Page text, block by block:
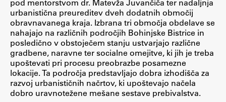
Urniki
Študijski programi
Predmeti
Izbirni moduli EMŠA
Vpis
Zaključek študija
pod mentorstvom dr. Matevža Juvančiča ter nadaljnja
urbanistična preureditev dveh dodatnih območij
obravnavanega kraja. Izbrana tri območja obdelave se
nahajajo na različnih področjih Bohinjske Bistrice in
posledično v obstoječem stanju ustvarjajo različne
gradbene, naravne ter socialne omejitve, ki jih je treba
upoštevati pri procesu preobrazbe posamezne
lokacije. Ta področja predstavljajo dobra izhodišča za
razvoj urbanističnih načrtov, ki upoštevajo načela
dobro uravnotežene mešane sestave prebivalstva.